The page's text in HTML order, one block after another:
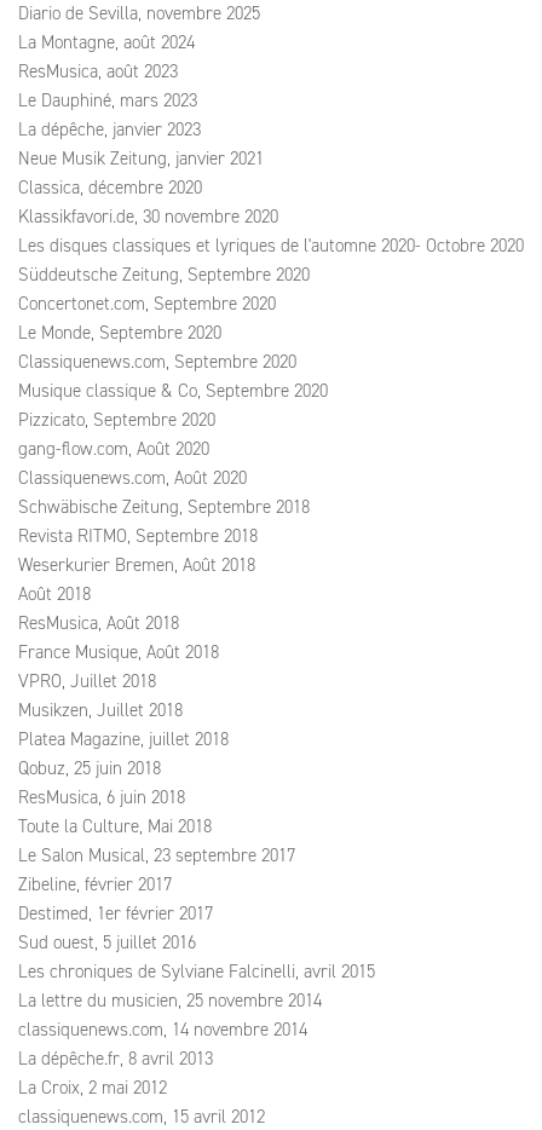
Diario de Sevilla, novembre 2025
La Montagne, août 2024
ResMusica, août 2023
Le Dauphiné, mars 2023
La dépêche, janvier 2023
Neue Musik Zeitung, janvier 2021
Classica, décembre 2020
Klassikfavori.de, 30 novembre 2020
Les disques classiques et lyriques de l'automne 2020- Octobre 2020
Süddeutsche Zeitung, Septembre 2020
Concertonet.com, Septembre 2020
Le Monde, Septembre 2020
Classiquenews.com, Septembre 2020
Musique classique & Co, Septembre 2020
Pizzicato, Septembre 2020
gang-flow.com, Août 2020
Classiquenews.com, Août 2020
Schwäbische Zeitung, Septembre 2018
Revista RITMO, Septembre 2018
Weserkurier Bremen, Août 2018
Août 2018
ResMusica, Août 2018
France Musique, Août 2018
VPRO, Juillet 2018
Musikzen, Juillet 2018
Platea Magazine, juillet 2018
Qobuz, 25 juin 2018
ResMusica, 6 juin 2018
Toute la Culture, Mai 2018
Le Salon Musical, 23 septembre 2017
Zibeline, février 2017
Destimed, 1er février 2017
Sud ouest, 5 juillet 2016
Les chroniques de Sylviane Falcinelli, avril 2015
La lettre du musicien, 25 novembre 2014
classiquenews.com, 14 novembre 2014
La dépêche.fr, 8 avril 2013
La Croix, 2 mai 2012
classiquenews.com, 15 avril 2012